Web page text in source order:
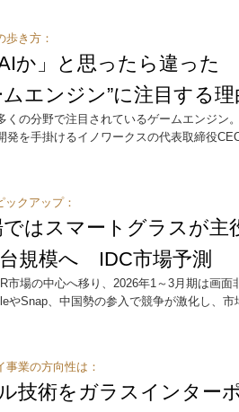
歩き方：
AIか」と思ったら違っ
ムエンジン”に注目する理
くの分野で注目されているゲームエンジン
発を手掛けるイノワークスの代表取締役
ックアップ：
ではスマートグラスが主
規模へ IDC市場予測
市場の中心へ移り、2026年1～3月期は画
やSnap、中国勢の参入で競争が激化し、
事業の方向性は：
ル技術をガラスインター